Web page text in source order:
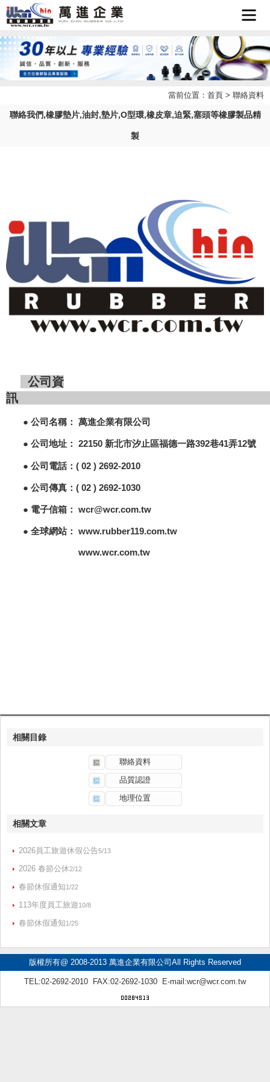
首頁
企業簡
客服
當前位置： 首頁 > 聯絡資料
聯絡我們,橡膠墊片,油封,墊片,O型環,橡皮章,迫緊,塞頭等橡膠製品精
製
公司資
● 公司名稱： 萬進企業有限公司
● 公司地址： 22150 新北市汐止區福德一路392巷41弄12號
● 公司電話：( 02 ) 2692-2010
● 公司傳真：( 02 ) 2692-1030
● 電子信箱： wcr@wcr.com.tw
● 全球網站： www.rubber119.com.tw
www.wcr.com.tw
相關目錄
聯絡資料
品質認證
地理位置
相關文章
2026員工旅遊休假公告5/13
2026 春節公休2/12
春節休假通知1/22
113年度員工旅遊10/8
春節休假通知1/25
版權所有@ 2008-2013 萬進企業有限公司All Rights Reserved
TEL:02-2692-2010 FAX:02-2692-1030 E-mail:wcr@wcr.com.tw